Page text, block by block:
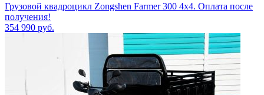
Грузовой квадроцикл Zongshen Farmer 300 4х4. Оплата после
получения!
354 990 руб.